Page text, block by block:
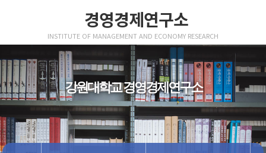
경영경제연구소
INSTITUTE OF MANAGEMENT AND ECONOMY RESEARCH
강원대학교 경영경제연구소